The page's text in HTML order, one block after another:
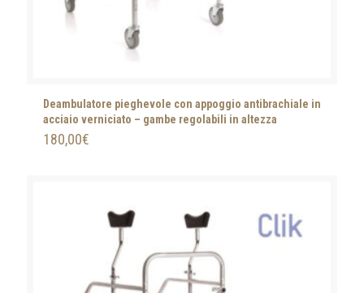
Deambulatore pieghevole con appoggio antibrachiale in
acciaio verniciato – gambe regolabili in altezza
180,00€